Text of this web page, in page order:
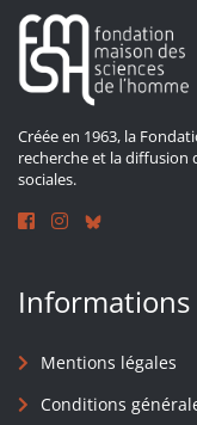
Créée en 1963, la
recherche et la diffusion
sociales.
Informations
Mentions légales
Conditions